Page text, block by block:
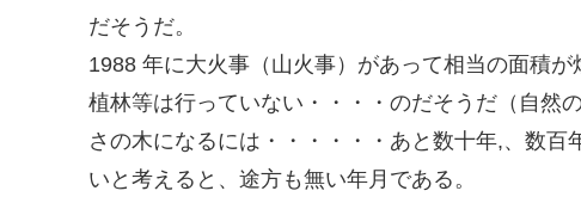
だそうだ。
1988 年に大火事（山火事）があって相当の面積
植林等は行っていない・・・・のだそうだ（自然
さの木になるには・・・・・・あと数十年,、数
いと考えると、途方も無い年月である。